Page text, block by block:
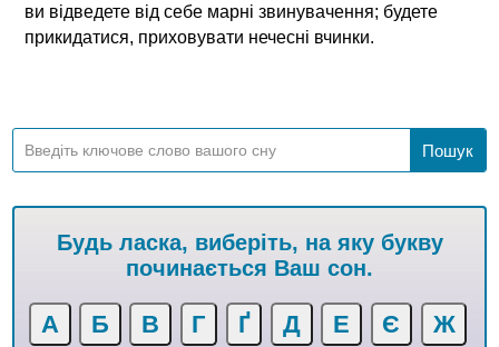
ви відведете від себе марні звинувачення; будете
прикидатися, приховувати нечесні вчинки.
Будь ласка, виберіть, на яку букву
починається Ваш сон.
А Б В Г Ґ Д Е Є Ж